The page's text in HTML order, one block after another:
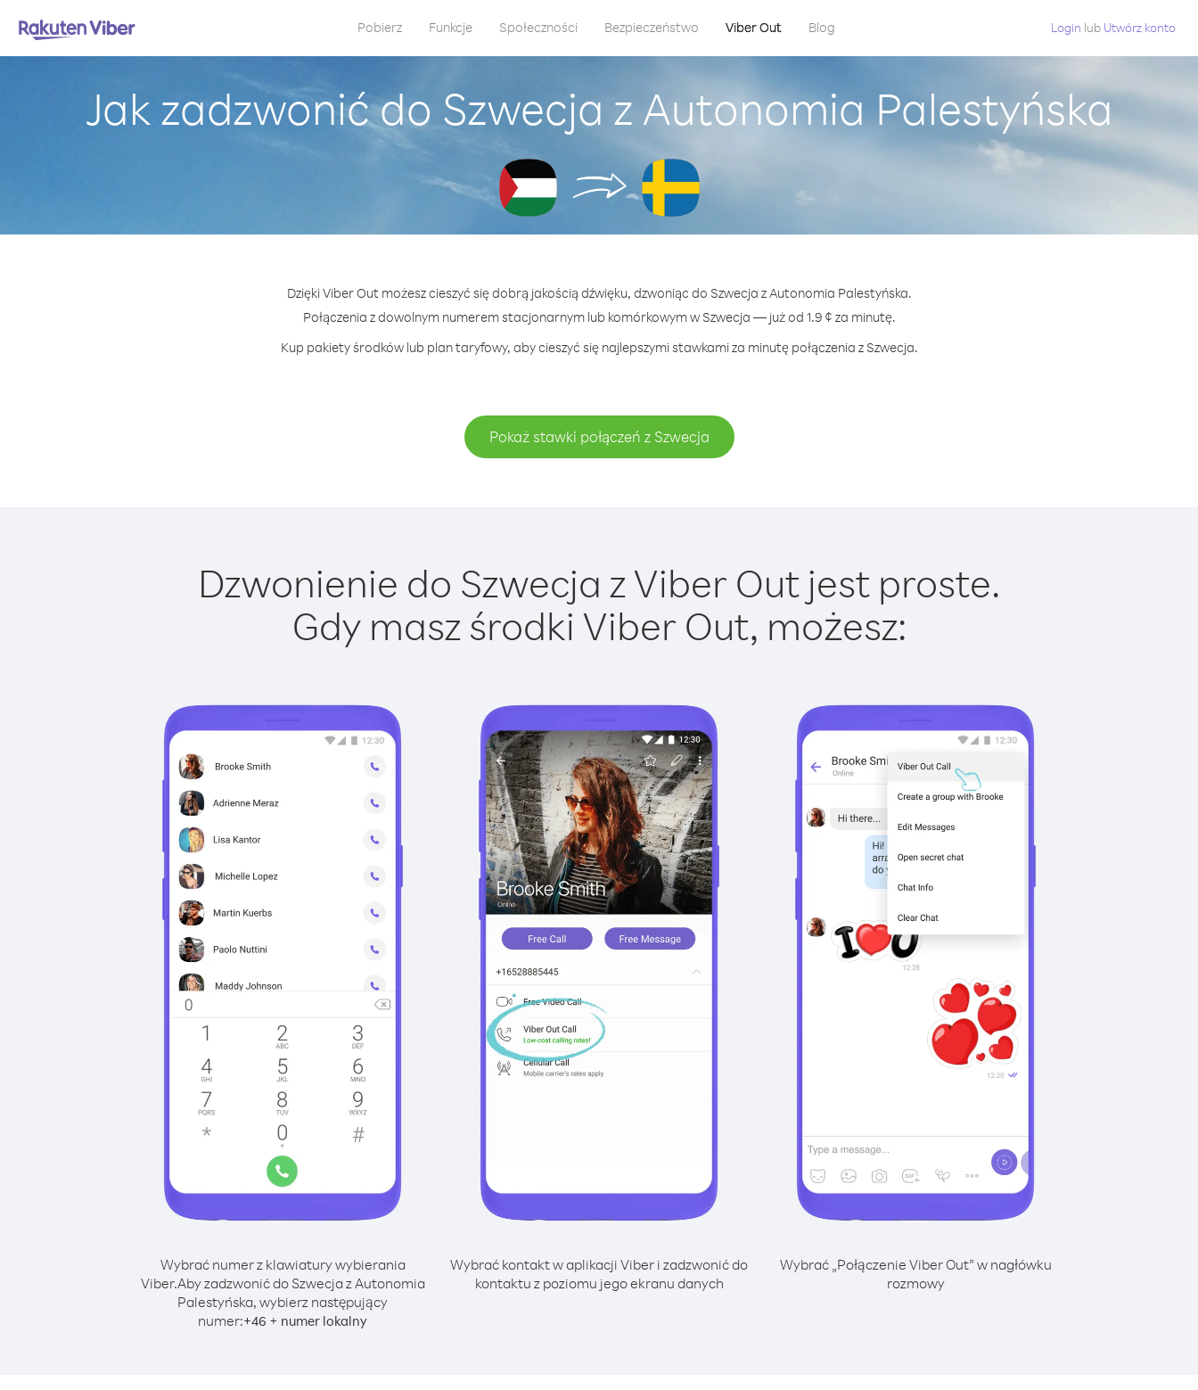
Pobierz Funkcje Społeczności Bezpieczeństwo Viber Out Blog Login lub Utwórz konto
Jak zadzwonić do Szwecja z Autonomia Palestyńska
Dzięki Viber Out możesz cieszyć się dobrą jakością dźwięku, dzwoniąc do Szwecja z Autonomia Palestyńska.
Połączenia z dowolnym numerem stacjonarnym lub komórkowym w Szwecja — już od 1.9 ¢ za minutę.
Kup pakiety środków lub plan taryfowy, aby cieszyć się najlepszymi stawkami za minutę połączenia z Szwecja.
Pokaż stawki połączeń z Szwecja
Dzwonienie do Szwecja z Viber Out jest proste.
Gdy masz środki Viber Out, możesz:
Wybrać numer z klawiatury wybierania
Viber.Aby zadzwonić do Szwecja z Autonomia
Palestyńska, wybierz następujący
numer:+46 + numer lokalny
Wybrać kontakt w aplikacji Viber i zadzwonić do
kontaktu z poziomu jego ekranu danych
Wybrać „Połączenie Viber Out” w nagłówku
rozmowy